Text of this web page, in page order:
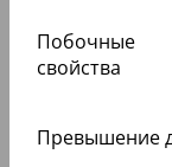
Побочные
свойства
Превышение